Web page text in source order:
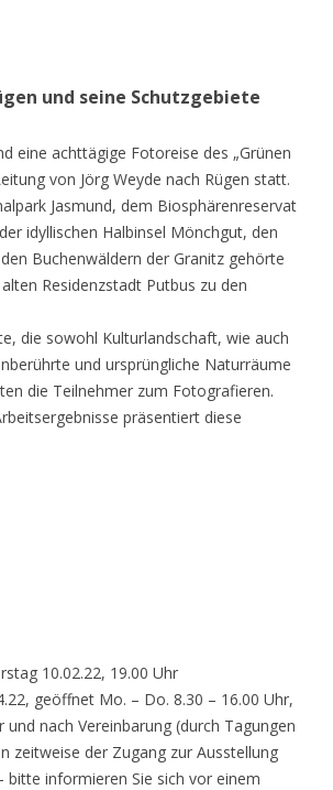
und seine Schutzgebiete
eine achttägige Fotoreise des „Grünen
von Jörg Weyde nach Rügen statt.
Jasmund, dem Biosphärenreservat
idyllischen Halbinsel Mönchgut, den
Buchenwäldern der Granitz gehörte
Residenzstadt Putbus zu den
die sowohl Kulturlandschaft, wie auch
und ursprüngliche Naturräume
die Teilnehmer zum Fotografieren.
präsentiert diese
10.02.22, 19.00 Uhr
geöffnet Mo. – Do. 8.30 – 16.00 Uhr,
und nach Vereinbarung (durch Tagungen
zeitweise der Zugang zur Ausstellung
bitte informieren Sie sich vor einem